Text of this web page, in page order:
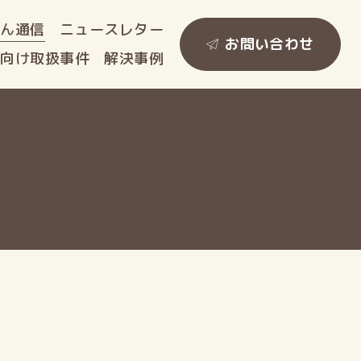
け取扱事件 解決事例
通信 ニュース レター
お問い合わせ